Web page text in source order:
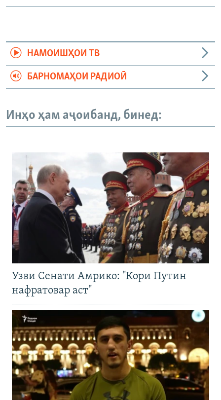
НАМОИШҲОИ ТВ
БАРНОМАҲОИ РАДИОӢ
Инҳо ҳам аҷоибанд, бинед:
Узви Сенати Амрико: "Кори Путин
нафратовар аст"